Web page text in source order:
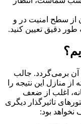
از سطح امنیت در و
طور دقیق تعیین کنید.
برمی‌گردد. جالب
منازل این نتیجه را
اغلب از ضعف
تاثیرگذار دیگری
نخواهد بود: